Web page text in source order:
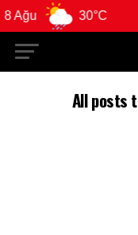
Ağu 30°C
All posts